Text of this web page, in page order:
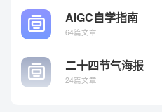
AIGC自学指南
64篇文章
二十四节气海报
设计
24篇文章